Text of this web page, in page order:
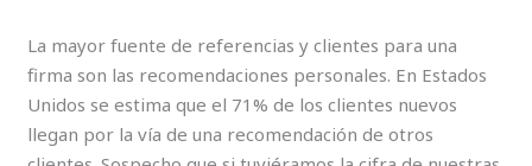
La mayor fuente de referencias y clientes para una
firma son las recomendaciones personales. En Estados
Unidos se estima que el 71% de los clientes nuevos
llegan por la vía de una recomendación de otros